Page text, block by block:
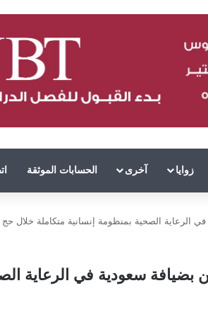
زوايا آخرى الحسابات الموثقة
الصحية بمنظومة إنسانية متكاملة خلال حج 1447هـ
سعودية في الرعاية